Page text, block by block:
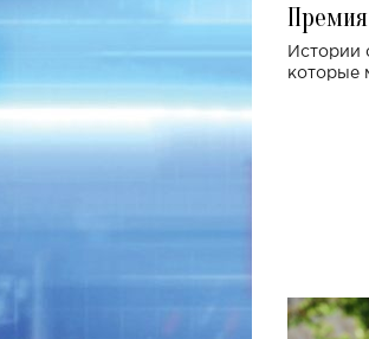
Истории
которые